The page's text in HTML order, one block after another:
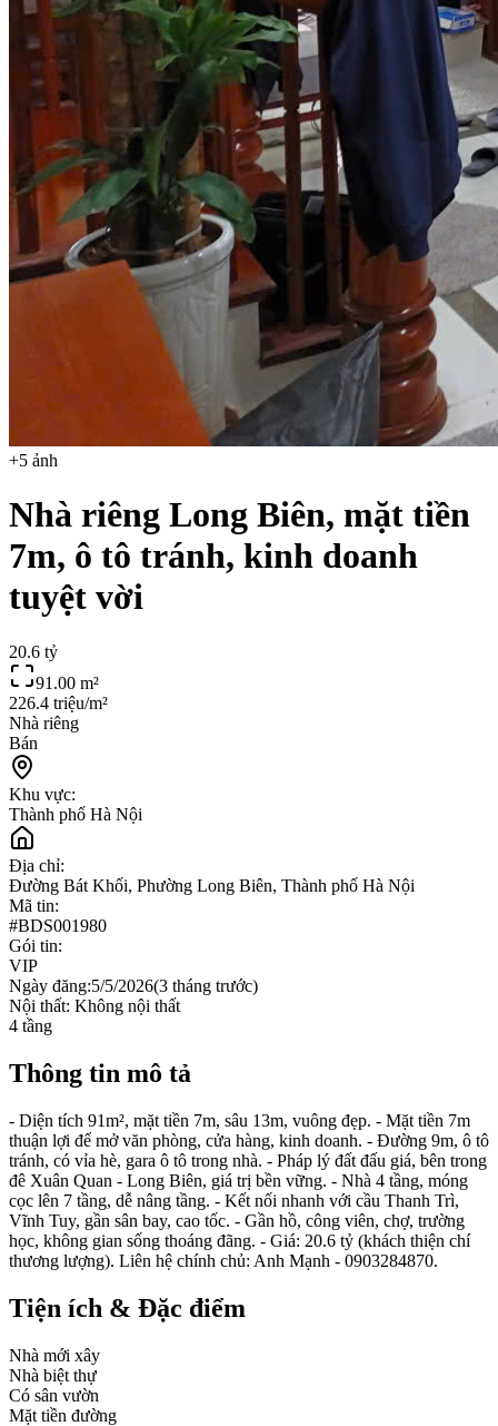
+5 ảnh
Nhà riêng Long Biên, mặt tiền
7m, ô tô tránh, kinh doanh
tuyệt vời
20.6 tỷ
91.00 m²
226.4 triệu/m²
Nhà riêng
Bán
Khu vực:
Thành phố Hà Nội
Địa chỉ:
Đường Bát Khối, Phường Long Biên, Thành phố Hà Nội
Mã tin:
#BDS001980
Gói tin:
VIP
Ngày đăng:5/5/2026(3 tháng trước)
Nội thất: Không nội thất
4 tầng
Thông tin mô tả
- Diện tích 91m², mặt tiền 7m, sâu 13m, vuông đẹp. - Mặt tiền 7m
thuận lợi để mở văn phòng, cửa hàng, kinh doanh. - Đường 9m, ô tô
tránh, có vỉa hè, gara ô tô trong nhà. - Pháp lý đất đấu giá, bên trong
đê Xuân Quan - Long Biên, giá trị bền vững. - Nhà 4 tầng, móng
cọc lên 7 tầng, dễ nâng tầng. - Kết nối nhanh với cầu Thanh Trì,
Vĩnh Tuy, gần sân bay, cao tốc. - Gần hồ, công viên, chợ, trường
học, không gian sống thoáng đãng. - Giá: 20.6 tỷ (khách thiện chí
thương lượng). Liên hệ chính chủ: Anh Mạnh - 0903284870.
Tiện ích & Đặc điểm
Nhà mới xây
Nhà biệt thự
Có sân vườn
Mặt tiền đường